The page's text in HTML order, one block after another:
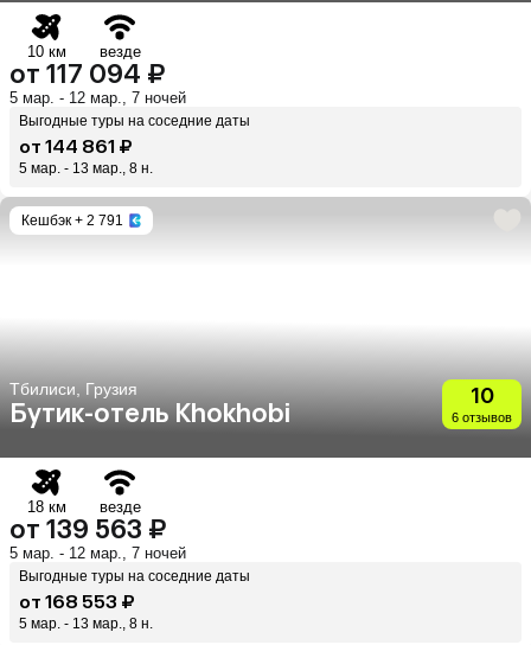
10 км везде
от 117 094 ₽
5 мар. - 12 мар., 7 ночей
Выгодные туры на соседние даты
от 144 861 ₽
5 мар. - 13 мар., 8 н.
Кешбэк + 2 791
Тбилиси, Грузия
Бутик-отель Khokhobi
10
6 отзывов
18 км везде
от 139 563 ₽
5 мар. - 12 мар., 7 ночей
Выгодные туры на соседние даты
от 168 553 ₽
5 мар. - 13 мар., 8 н.